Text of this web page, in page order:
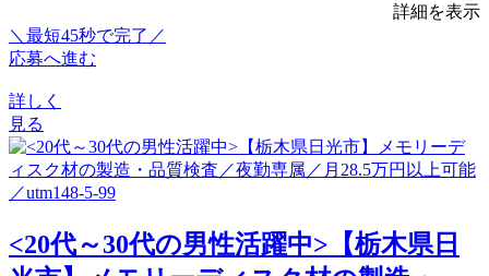
詳細を表示
＼最短45秒で完了／
応募へ進む
詳しく
見る
<20代～30代の男性活躍中>【栃木県日